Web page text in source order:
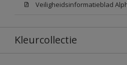
Kleurcollectie